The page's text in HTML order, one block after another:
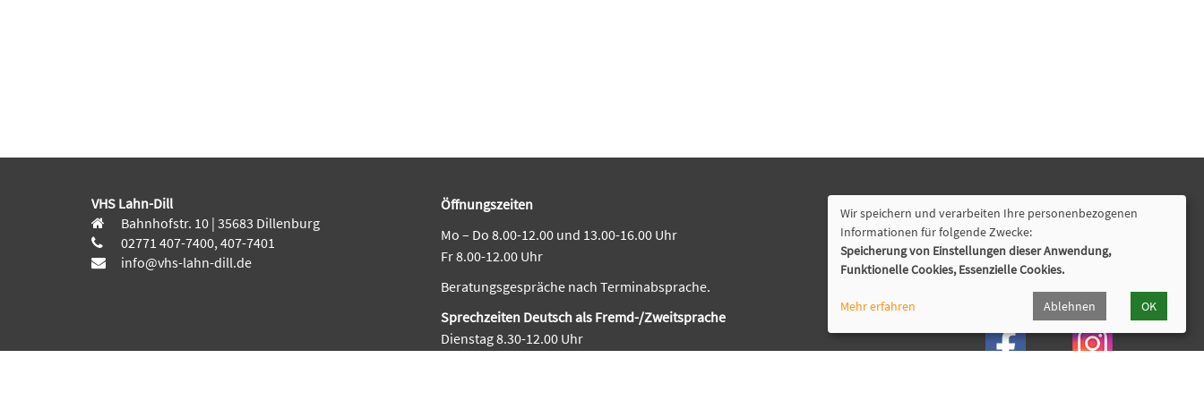
VHS Lahn-Dill
Bahnhofstr. 10 | 35683 Dillenburg
02771 407-7400, 407-7401
info@vhs-lahn-dill.de
Öffnungszeiten
Mo – Do 8.00-12.00 und 13.00-16.00 Uhr
Fr 8.00-12.00 Uhr
Beratungsgespräche nach Terminabsprache.
Sprechzeiten Deutsch als Fremd-/Zweitsprache
Dienstag 8.30-12.00 Uhr
Lahn-Dill-Kreis
VHS Siegen-Wittgenstein
Cookie Einstellungen
Wir speichern und verarbeiten Ihre personenbezogenen
Informationen für folgende Zwecke:
Speicherung von Einstellungen dieser Anwendung,
Funktionelle Cookies, Essenzielle Cookies.
Mehr erfahren Ablehnen OK